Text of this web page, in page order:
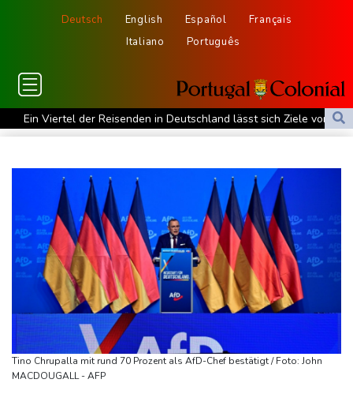
Deutsch English Español
Français
Italiano
Português
Ein Viertel der Reisenden in Deutschland lässt sich Ziele von der
KI vorschlagen
Verurteilte Linksextremistin: Bundesgerichtshof bestätigt
Beugehaft für Lina E.
Verweigerter Dopingtest: NADA will Vierjahressperre für Ansah
Medien: Türkischer Präsident Erdogan zu Dreiergipfel in Saudi-
Arabien eingetroffen
Deutsche Industrieproduktion zeigt sich widerstandsfähig -
Rekordstand bei Exporten
Weniger Falschgeld im ersten Halbjahr im Umlauf
Anhaltende Trockenheit: Rheinpegel bei Düsseldorf auf
Tino Chrupalla mit rund 70 Prozent als AfD-Chef bestätigt / Foto: John
MACDOUGALL - AFP